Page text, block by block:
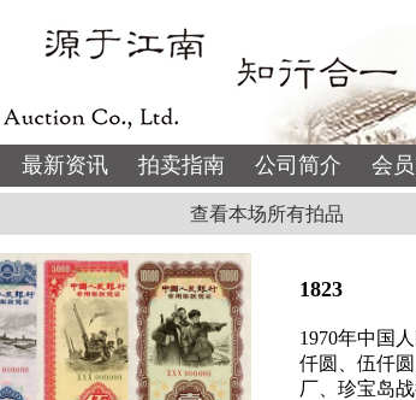
最新资讯 拍卖指南 公司简介 会
查看本场所有拍品
1823
1970年中国
仟圆、伍仟
厂、珍宝岛